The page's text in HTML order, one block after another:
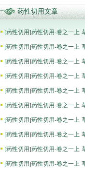
药性切用文章
[药性切用]药性切用-卷之一上
[药性切用]药性切用-卷之一上
[药性切用]药性切用-卷之一上
[药性切用]药性切用-卷之一上
[药性切用]药性切用-卷之一上
[药性切用]药性切用-卷之一上
[药性切用]药性切用-卷之一上
[药性切用]药性切用-卷之一上
[药性切用]药性切用-卷之一上
[药性切用]药性切用-卷之一上